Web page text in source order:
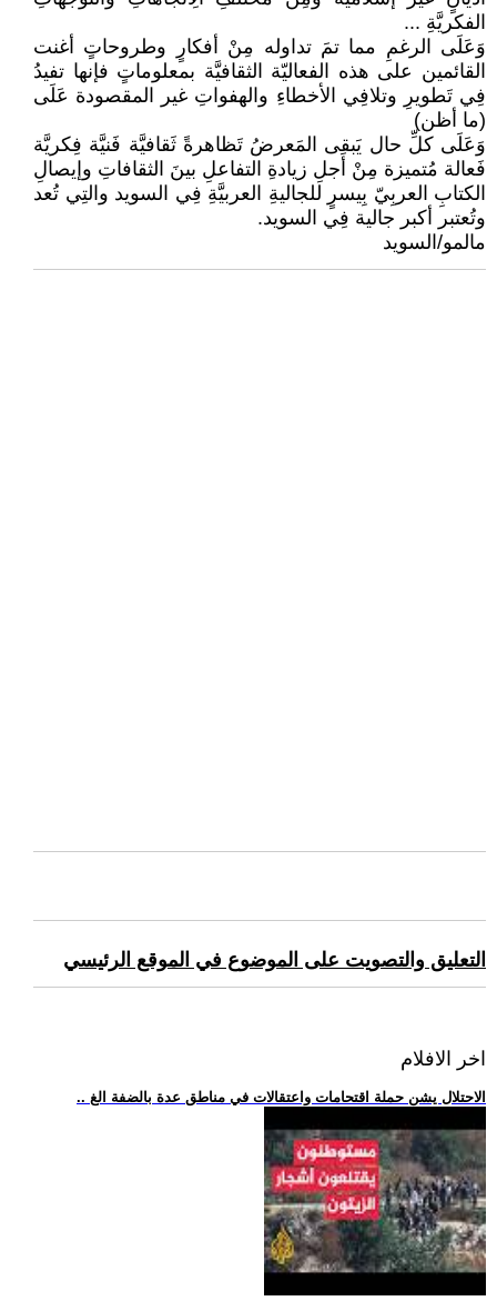
الفكريَّةِ ...
وَعَلَى الرغمِ مما تمَ تداوله مِنْ أفكارٍ وطروحاتٍ أغنت
القائمين على هذه الفعاليّة الثقافيَّة بمعلوماتٍ فإنها تفيدُ
فِي تَطويرِ وتلافِي الأخطاءِ والهفواتِ غير المقصودة عَلَى
(ما أظن)
وَعَلَى كلِّ حال يَبقى المَعرضُ تَظاهرةً ثَقافيَّة فَنيَّة فِكريَّة
فَعالة مُتميزة مِنْ أَجلِ زيادةِ التفاعلِ بينَ الثقافاتِ وإيصالِ
الكتابِ العربِيّ بِيسرٍ للجاليةِ العربيَّةِ فِي السويد والتِي تُعد
وتُعتبر أكبر جالية فِي السويد.
مالمو/السويد
التعليق والتصويت على الموضوع في الموقع الرئيسي
اخر الافلام
.. الاحتلال يشن حملة اقتحامات واعتقالات في مناطق عدة بالضفة الغ